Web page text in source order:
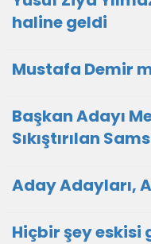
haline geldi
Mustafa Demir
Başkan Adayı
Sıkıştırılan
Aday Adayları,
Hiçbir şey